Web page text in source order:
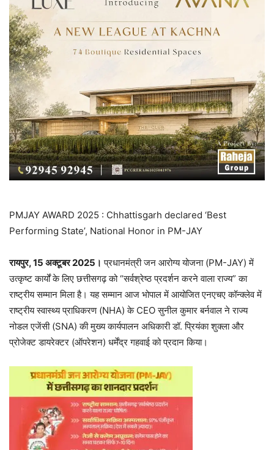
PMJAY AWARD 2025 : Chhattisgarh declared ‘Best
Performing State’, National Honor in PM-JAY
रायपुर, 15 अक्टूबर 2025। प्रधानमंत्री जन आरोग्य योजना (PM-JAY) में
उत्कृष्ट कार्यों के लिए छत्तीसगढ़ को “सर्वश्रेष्ठ प्रदर्शन करने वाला राज्य” का
राष्ट्रीय सम्मान मिला है। यह सम्मान आज भोपाल में आयोजित एनएचए कॉन्क्लेव में
राष्ट्रीय स्वास्थ्य प्राधिकरण (NHA) के CEO सुनील कुमार बर्नवाल ने राज्य
नोडल एजेंसी (SNA) की मुख्य कार्यपालन अधिकारी डॉ. प्रियंका शुक्ला और
प्रोजेक्ट डायरेक्टर (ऑपरेशन) धर्मेंद्र गहवाई को प्रदान किया।